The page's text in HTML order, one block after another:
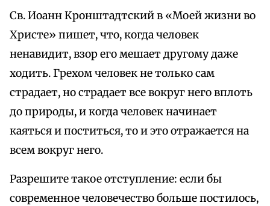
Св. Иоанн Кронштадтский в «Моей жизни во
Христе» пишет, что, когда человек
ненавидит, взор его мешает другому даже
ходить. Грехом человек не только сам
страдает, но страдает все вокруг него вплоть
до природы, и когда человек начинает
каяться и поститься, то и это отражается на
всем вокруг него.
Разрешите такое отступление: если бы
современное человечество больше постилось,